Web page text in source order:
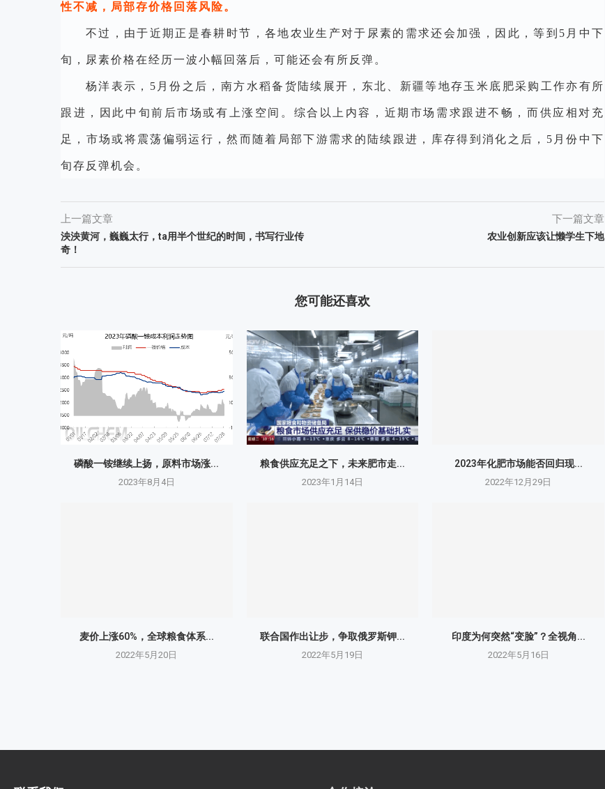
性不减，局部存价格回落风险。
不过，由于近期正是春耕时节，各地农业生产对于尿素的需求还会加强，因此，等到5月中下
旬，尿素价格在经历一波小幅回落后，可能还会有所反弹。
杨洋表示， 5月份之后，南方水稻备货陆续展开，东北、新疆等地存玉米底肥采购工作亦有所
跟进，因此中旬前后市场或有上涨空间。综合以上内容，近期市场需求跟进不畅，而供应相对充
足，市场或将震荡偏弱运行，然而随着局部下游需求的陆续跟进，库存得到消化之后，5月份中下
旬存反弹机会。
上一篇文章
泱泱黄河，巍巍太行，ta用半个世纪的时间，书写行业传
奇！
下一篇文章
农业创新应该让懒学生下地
您可能还喜欢
磷酸一铵继续上扬，原料市场涨...
2023年8月4日
粮食供应充足之下，未来肥市走...
2023年1月14日
2023年化肥市场能否回归现...
2022年12月29日
麦价上涨60%，全球粮食体系...
2022年5月20日
联合国作出让步，争取俄罗斯钾...
2022年5月19日
印度为何突然“变脸”？全视角...
2022年5月16日